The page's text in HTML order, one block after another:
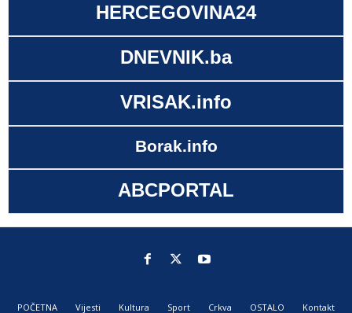
HERCEGOVINA24
DNEVNIK.ba
VRISAK.info
Borak.info
ABCPORTAL
POČETNA Vijesti Kultura Sport Crkva OSTALO Kontakt